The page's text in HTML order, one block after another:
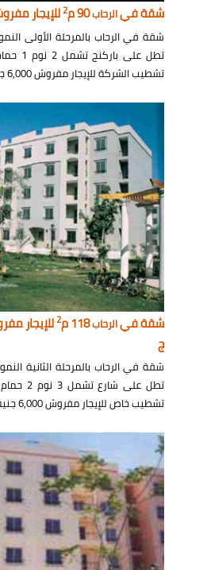
شقة فيالرحاب90 م 2للإيجار مفروش
شقة في الرحاب بالمرحلة الأولى
تشطيب الشركة للإيجار مفروش 6,000 جنيه
شقة فيالرحاب118 م 2
ج
شقة في الرحاب بالمرحلة الثانية
تشطيب خاص للإيجار مفروش 6,000 جنيه